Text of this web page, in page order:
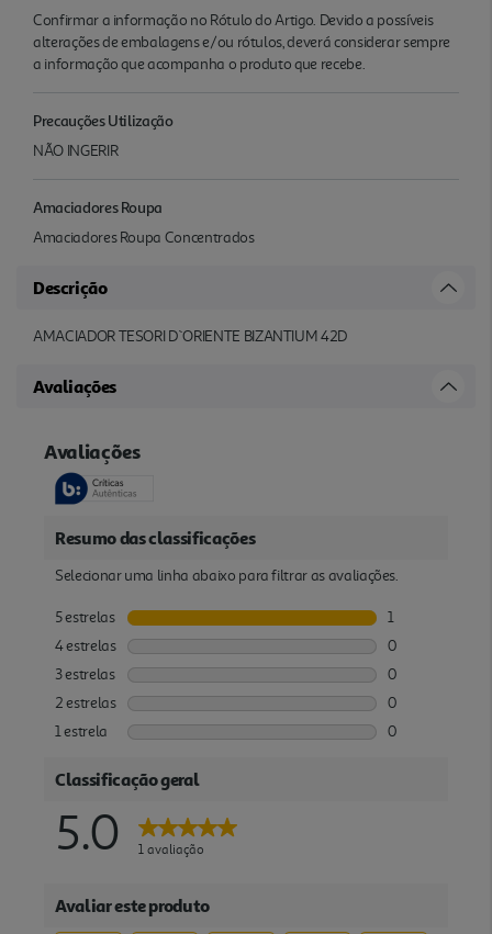
Confirmar a informação no Rótulo do Artigo. Devido a possíveis
alterações de embalagens e/ou rótulos, deverá considerar sempre
a informação que acompanha o produto que recebe.
Precauções Utilização
NÃO INGERIR
Amaciadores Roupa
Amaciadores Roupa Concentrados
Descrição
AMACIADOR TESORI D`ORIENTE BIZANTIUM 42D
Avaliações